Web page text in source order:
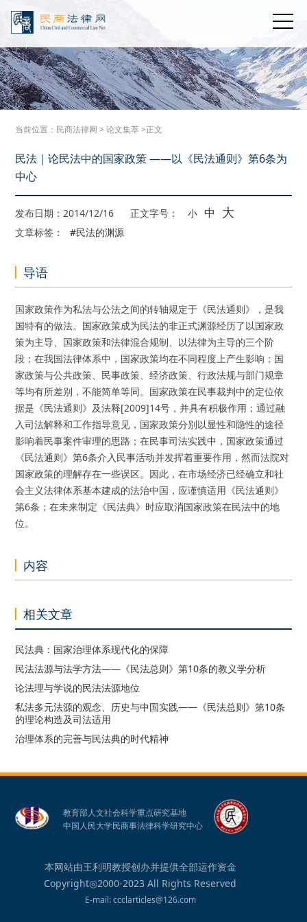
当前位置： 民商法律网 >论文集萃>正文
民法｜论民法中的国家政策 ——以《民法通则》第6条为
中心
发布日期：2014/12/16 正文字号： 小 中 大
文章标签： #民法的渊源
导语
国家政策作为私法与公法之间的转轴规定于《民法通则》，是我
国特有的做法。国家政策成为民法的非正式渊源经历了以国家政
策为主导、国家政策和法律混合规制、以法律为主导的三个阶
段；在我国法律体系中，国家政策均在不同程度上产生影响；国
家政策与公共政策、民事政策、经济政策、行政法规与部门规章
等均有所差别，不能简单等同。国家政策在民事裁判中的定位依
据是《民法通则》及法释[2009]14号，并具有积极作用；通过融
入司法解释和工作指导意见，国家政策分别以显性和隐性的途径
影响着民事案件审理的思路；在民事司法实践中，国家政策通过
《民法通则》第6条介入民事活动并发挥着重要作用，然而法院对
国家政策的理解存在一些误区。因此，在市场经济已经确立和社
会主义法律体系基本建成的法治中国，应谨慎适用《民法通则》
第6条；在未来制定《民法典》时应取消国家政策在民法中的地
位。
内容
相关文章
民法典：国家治理体系现代化的保障
民法法源与法学方法——《民法总则》第10条的教义学分析
论法理与学说的民法法源地位
私法多元法源的观念、历史与中国实践——《民法总则》第10条
的理论构造及司法适用
治理体系的完善与民法典的时代精神
教育部人文社会科学重点研究基地
中国人民大学民商事法律科学研究中心
本网站由王利明教授创办并提供全部运作资金
Copyright◎2000-2023 All Rights Reserved
E-mail: ccclarticles@126.com